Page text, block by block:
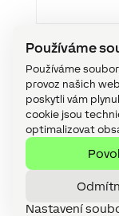
Používáme
Používáme
provoz našich
poskytli vám
cookie jsou
optimalizovat
Nastavení